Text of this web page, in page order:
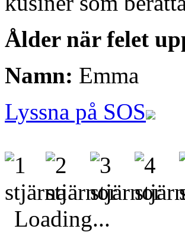
Ålder när felet
Namn: Emma
Lyssna på SOS
Loading...